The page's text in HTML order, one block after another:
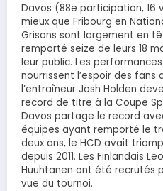
Davos (88e participation, 16
mieux que Fribourg en
Grisons sont largement en
remporté seize de leurs 18
leur public. Les
nourrissent l’espoir des fans
l’entraîneur Josh Holden
record de titre à la Coupe
Davos partage le record
équipes ayant remporté le
deux ans, le HCD avait
depuis 2011. Les Finlandais
Huuhtanen ont été recrutés
vue du tournoi.